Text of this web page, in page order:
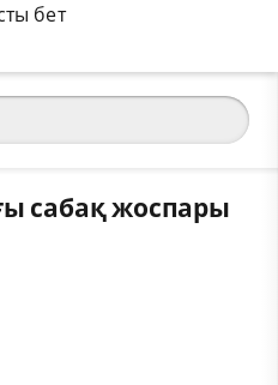
сабақ жоспары